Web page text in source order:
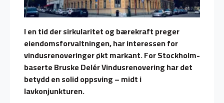
I en tid der sirkularitet og bærekraft preger
eiendomsforvaltningen, har interessen for
vindusrenoveringer økt markant. For Stockholm-
baserte Bruske Delér Vindusrenovering har det
betydd en solid oppsving – midt i
lavkonjunkturen.